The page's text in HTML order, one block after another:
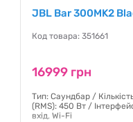
JBL Bar 300MK2
Код товара: 351661
16999 грн
Тип: Саундбар /
(RMS): 450 Вт /
вхід, Wi-Fi